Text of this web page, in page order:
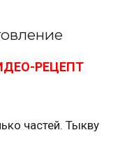
РЕЦЕПТ
частей. Тыкву